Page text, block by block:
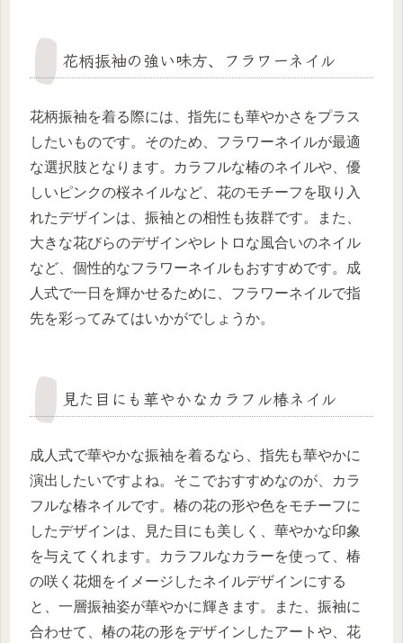
花柄振袖の強い味方、フラワーネイル
花柄振袖を着る際には、指先にも華やかさをプラス
したいものです。そのため、フラワーネイルが最適
な選択肢となります。カラフルな椿のネイルや、優
しいピンクの桜ネイルなど、花のモチーフを取り入
れたデザインは、振袖との相性も抜群です。また、
大きな花びらのデザインやレトロな風合いのネイル
など、個性的なフラワーネイルもおすすめです。成
人式で一日を輝かせるために、フラワーネイルで指
先を彩ってみてはいかがでしょうか。
見た目にも華やかなカラフル椿ネイル
成人式で華やかな振袖を着るなら、指先も華やかに
演出したいですよね。そこでおすすめなのが、カラ
フルな椿ネイルです。椿の花の形や色をモチーフに
したデザインは、見た目にも美しく、華やかな印象
を与えてくれます。カラフルなカラーを使って、椿
の咲く花畑をイメージしたネイルデザインにする
と、一層振袖姿が華やかに輝きます。また、振袖に
合わせて、椿の花の形をデザインしたアートや、花